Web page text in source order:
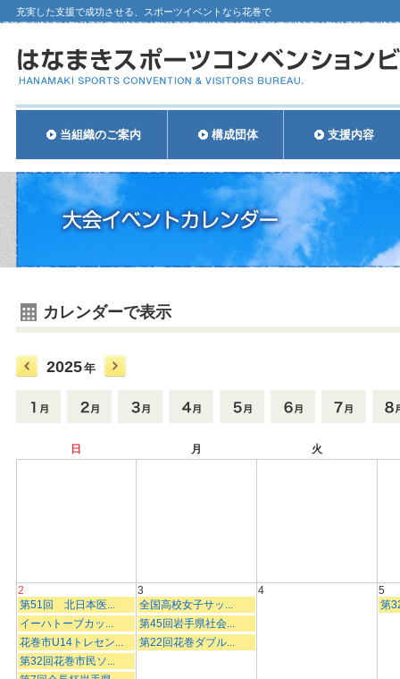
充実した支援で成功させる、スポーツイベントなら花巻で
当組織のご案内 構成団体 支援内容
カレンダーで表示
2025年
日 月 火
2
第51回 北日本医...
イーハトーブカッ...
花巻市U14トレセン...
第32回花巻市民ソ...
3
全国高校女子サッ...
第45回岩手県社会...
第22回花巻ダブル...
4
5
第